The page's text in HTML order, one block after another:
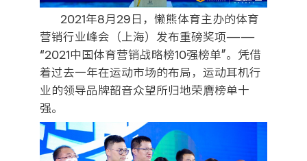
2021年8月29日，懒熊体育主办的体育
营销行业峰会（上海）发布重磅奖项——
“2021中国体育营销战略榜10强榜单”。凭借
着过去一年在运动市场的布局，运动耳机行
业的领导品牌韶音众望所归地荣膺榜单十
强。